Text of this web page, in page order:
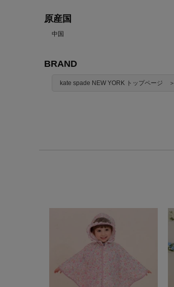
原産国
中国
BRAND
kate spade NEW YORK トップページ ＞